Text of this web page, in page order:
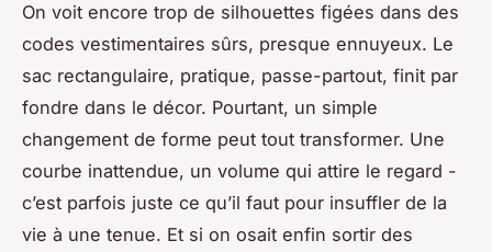
On voit encore trop de silhouettes figées dans des
codes vestimentaires sûrs, presque ennuyeux. Le
sac rectangulaire, pratique, passe-partout, finit par
fondre dans le décor. Pourtant, un simple
changement de forme peut tout transformer. Une
courbe inattendue, un volume qui attire le regard -
c’est parfois juste ce qu’il faut pour insuffler de la
vie à une tenue. Et si on osait enfin sortir des